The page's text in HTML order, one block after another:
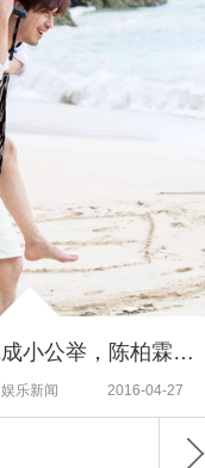
为智孝下厨、宠成小公举，陈柏霖只要女友开心就可以
娱乐新闻 2016-04-27